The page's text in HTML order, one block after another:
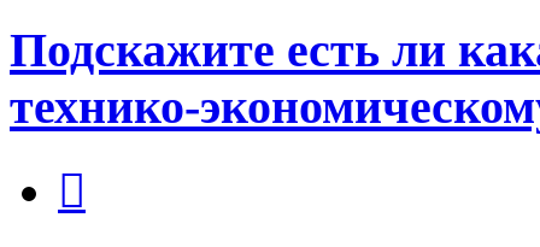
Подскажите есть ли
технико-